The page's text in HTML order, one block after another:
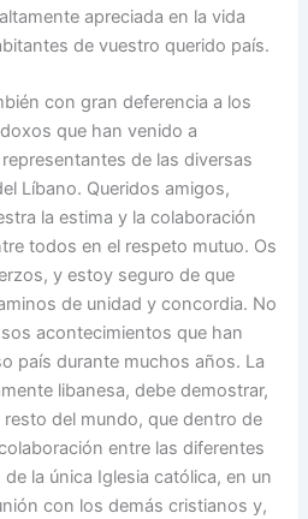
apreciada en la vida
de vuestro querido país.
con gran deferencia a los
que han venido a
de las diversas
Líbano. Queridos amigos,
la estima y la colaboración
todos en el respeto mutuo. Os
y estoy seguro de que
de unidad y concordia. No
acontecimientos que han
país durante muchos años. La
libanesa, debe demostrar,
del mundo, que dentro de
entre las diferentes
la única Iglesia católica, en un
con los demás cristianos y,